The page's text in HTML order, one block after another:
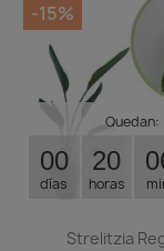
Quedan:
00
días
20
horas
Strelitzia
-15%